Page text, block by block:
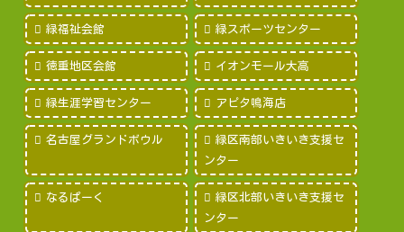
緑福祉会館 緑スポーツセンター
徳重地区会館 イオンモール大高
緑生涯学習センター アピタ鳴海店
名古屋グランドボウル
緑区南部いきいき支援セ
ンター
なるぱーく
緑区北部いきいき支援セ
ンター